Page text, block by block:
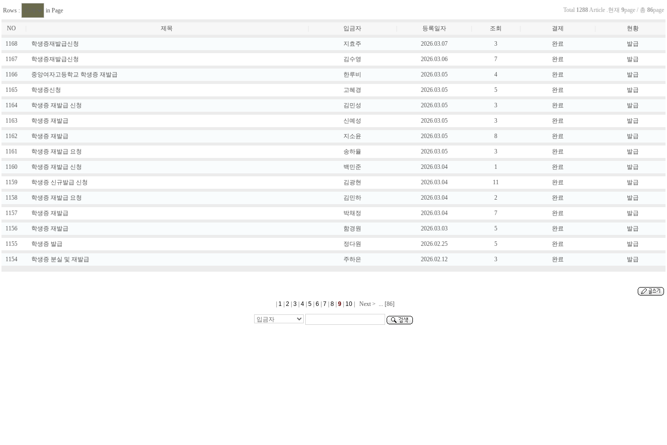
Rows : in Page Total 1288Article .현재 9page / 총 86page
NO 제목 입금자 등록일자 조회 결제 현황
1168 학생증재발급신청 지효주 2026.03.07 3 완료 발급
1167 학생증재발급신청 김수영 2026.03.06 7 완료 발급
1166 중앙여자고등학교 학생증 재발급 한루비 2026.03.05 4 완료 발급
1165 학생증신청 고혜경 2026.03.05 5 완료 발급
1164 학생증 재발급 신청 김민성 2026.03.05 3 완료 발급
1163 학생증 재발급 신예성 2026.03.05 3 완료 발급
1162 학생증 재발급 지소윤 2026.03.05 8 완료 발급
1161 학생증 재발급 요청 송하율 2026.03.05 3 완료 발급
1160 학생증 재발급 신청 백민준 2026.03.04 1 완료 발급
1159 학생증 신규발급 신청 김광현 2026.03.04 11 완료 발급
1158 학생증 재발급 요청 김민하 2026.03.04 2 완료 발급
1157 학생증 재발급 박채정 2026.03.04 7 완료 발급
1156 학생증 재발급 함경원 2026.03.03 5 완료 발급
1155 학생증 발급 정다원 2026.02.25 5 완료 발급
1154 학생증 분실 및 재발급 주하은 2026.02.12 3 완료 발급
1 2 3| 4| 5| 6 7 8| 9| 10| Next > ... [86]